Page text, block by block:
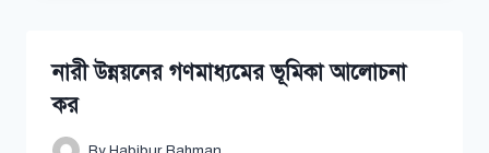
নারী উন্নয়নের গণমাধ্যমের ভূমিকা আলোচনা
কর